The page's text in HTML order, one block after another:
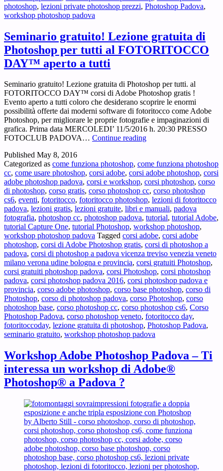
photoshop, lezioni private photoshop prezzi, Photoshop Padova,
workshop photoshop padova
Seminario gratuito! Lezione gratuita di
Photoshop per tutti al FOTORITOCCO
DAY™ aperto a tutti
Seminario gratuito! Lezione gratuita di Photoshop per tutti. al
FOTORITOCCO DAY™ corsi di Adobe Photoshop gratis !
Evento aperto a tutti coloro che desiderano scoprire le enormi
possibilità offerte dai moderni software di fotoritocco come Adobe
Photoshop, per migliorare le proprie fotografie e impaginazioni di
grafica. Prima data MERCOLEDI’ 11/5/2016 h. 20:30 PRESSO
FOTOCLUB PADOVA… Continue readingSeminario
gratuita
di
Photoshop
per
tutti
al
FOTORITOCCO
DAY™
aperto
a
tutti
Published May 8, 2016
Categorized as come funziona photoshop, come funziona photoshop
cc, come usare photoshop, corsi adobe, corsi adobe photoshop, corsi
adobe photoshop padova, corsi e workshop, corsi photoshop, corso
di photoshop, corso gratis, corso photoshop cc, corso photoshop
cs6, eventi, fotoritocco, fotoritocco photoshop, lezioni di fotoritocco
padova, lezioni gratis, lezioni gratuite, libri e manuali, padova
fotografia, photoshop cc, photoshop padova, tutorial, tutorial Adobe,
tutorial Capture One, tutorial Photoshop, workshop photoshop,
workshop photoshop padova Tagged corsi adobe, corsi adobe
photoshop, corsi di Adobe Photoshop gratis, corsi di photoshop a
padova, corsi di photoshop a padova vicenza treviso venezia veneto
milano verona udine bologna e provincia, corsi gratuiti Photoshop,
corsi gratuiti photoshop padova, corsi Photoshop, corsi photoshop
padova, corsi photoshop padova 2016, corsi photoshop padova e
provincia, corso adobe photoshop, corso base photoshop, corso di
Photoshop, corso di photoshop padova, corso Photoshop, corso
photoshop base, corso photoshop cc, corso photoshop cs6, Corso
Photoshop Padova, corso photoshop veneto, fotoritocco day,
fotoritoccoday, lezione gratuita di photoshop, Photoshop Padova,
seminario gratuito, workshop photoshop padova
Workshop Adobe Photoshop Padova – Ti
interessa un workshop di Adobe®
Photoshop® a Padova ?